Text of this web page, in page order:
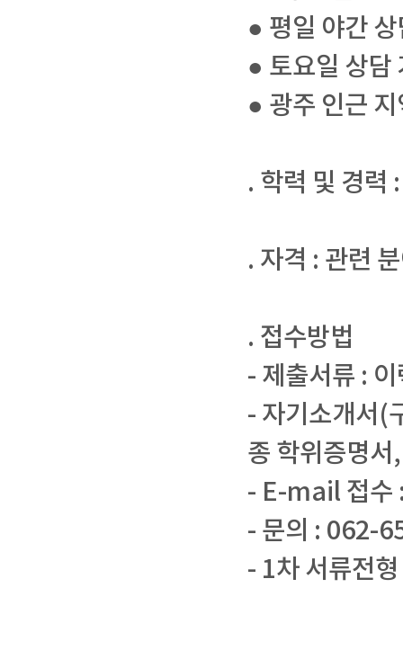
● 평일 야간
● 토요일 상담
● 광주 인근
. 학력 및 경력
. 자격 : 관련
. 접수방법
- 제출서류 :
- 자기소개서(
종 학위증명
- E-mail 접
- 문의 : 062-
- 1차 서류전